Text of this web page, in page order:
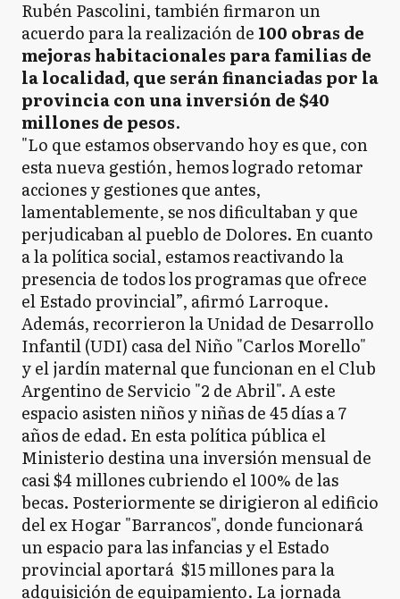
Rubén Pascolini, también firmaron un
acuerdo para la realización de 100 obras de
mejoras habitacionales para familias de
la localidad, que serán financiadas por la
provincia con una inversión de $40
millones de pesos.
"Lo que estamos observando hoy es que, con
esta nueva gestión, hemos logrado retomar
acciones y gestiones que antes,
lamentablemente, se nos dificultaban y que
perjudicaban al pueblo de Dolores. En cuanto
a la política social, estamos reactivando la
presencia de todos los programas que ofrece
el Estado provincial”, afirmó Larroque.
Además, recorrieron la Unidad de Desarrollo
Infantil (UDI) casa del Niño "Carlos Morello"
y el jardín maternal que funcionan en el Club
Argentino de Servicio "2 de Abril". A este
espacio asisten niños y niñas de 45 días a 7
años de edad. En esta política pública el
Ministerio destina una inversión mensual de
casi $4 millones cubriendo el 100% de las
becas. Posteriormente se dirigieron al edificio
del ex Hogar "Barrancos", donde funcionará
un espacio para las infancias y el Estado
provincial aportará $15 millones para la
adquisición de equipamiento. La jornada